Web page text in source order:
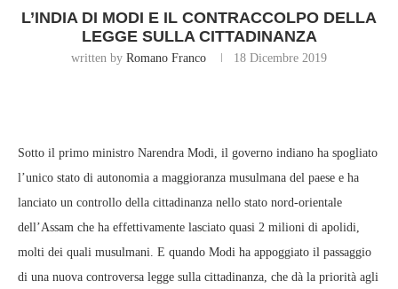
L’INDIA DI MODI E IL CONTRACCOLPO DELLA
LEGGE SULLA CITTADINANZA
written by Romano Franco 18 Dicembre 2019
Sotto il primo ministro Narendra Modi, il governo indiano ha spogliato
l’unico stato di autonomia a maggioranza musulmana del paese e ha
lanciato un controllo della cittadinanza nello stato nord-orientale
dell’Assam che ha effettivamente lasciato quasi 2 milioni di apolidi,
molti dei quali musulmani. E quando Modi ha appoggiato il passaggio
di una nuova controversa legge sulla cittadinanza, che dà la priorità agli